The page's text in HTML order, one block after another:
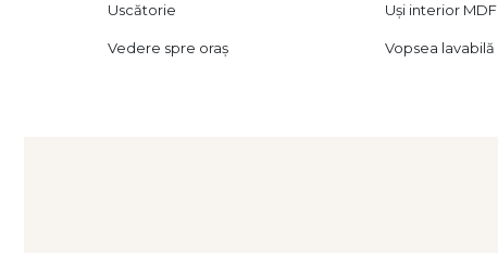
Uscătorie Uși interior MDF
Vedere spre oraș Vopsea lavabilă